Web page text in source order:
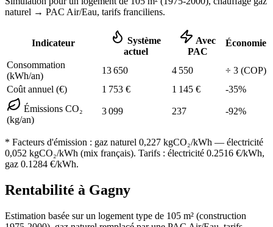
naturel → PAC Air/Eau, tarifs franciliens.
Indicateur
Système
actuel
Avec
PAC
Économie
Consommation
(kWh/an)
13 650 4 550 ÷ 3 (COP)
Coût annuel (€)
1 753 € 1 145 € -35%
Émissions CO₂
(kg/an)
3 099 237 -92%
* Facteurs d'émission : gaz naturel 0,227 kgCO₂/kWh — électricité
0,052 kgCO₂/kWh (mix français). Tarifs : électricité 0.2516 €/kWh,
gaz 0.1284 €/kWh.
Rentabilité à Gagny
Estimation basée sur un logement type de 105 m² (construction